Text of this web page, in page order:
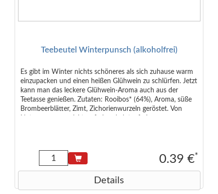
Teebeutel Winterpunsch (alkoholfrei)
Es gibt im Winter nichts schöneres als sich zuhause warm
einzupacken und einen heißen Glühwein zu schlürfen. Jetzt
kann man das leckere Glühwein-Aroma auch aus der
Teetasse genießen. Zutaten: Rooibos* (64%), Aroma, süße
Brombeerblätter, Zimt, Zichorienwurzeln geröstet. Von
0.39 €*
Details